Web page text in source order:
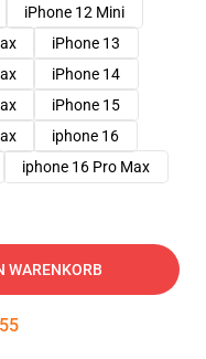
iPhone 12 Mini
iPhone 13
iPhone 14
iPhone 15
iphone 16
iphone 16 Pro Max
WARENKORB
54